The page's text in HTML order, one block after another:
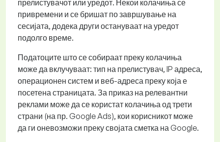
прелистувачот или уредот. Некои колачиња се
привремени и се бришат по завршување на
сесијата, додека други остануваат на уредот
подолго време.
Податоците што се собираат преку колачиња
може да вклучуваат: тип на прелистувач, IP адреса,
операционен систем и веб-адреса преку која е
посетена страницата. За приказ на релевантни
реклами може да се користат колачиња од трети
страни (на пр. Google Ads), кои корисникот може
да ги оневозможи преку својата сметка на Google.